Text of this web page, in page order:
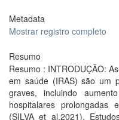
Metadata
Mostrar registro completo
Resumo
Resumo : INTRODUÇÃO:
em saúde (IRAS) são um
graves, incluindo
hospitalares
(SILVA et al.2021).